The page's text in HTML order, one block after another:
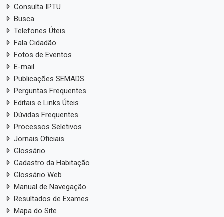
Consulta IPTU
Busca
Telefones Úteis
Fala Cidadão
Fotos de Eventos
E-mail
Publicações SEMADS
Perguntas Frequentes
Editais e Links Úteis
Dúvidas Frequentes
Processos Seletivos
Jornais Oficiais
Glossário
Cadastro da Habitação
Glossário Web
Manual de Navegação
Resultados de Exames
Mapa do Site